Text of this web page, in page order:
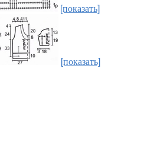
[показать]
[показать]